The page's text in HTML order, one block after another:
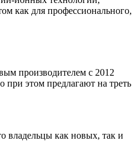
как для профессионального,
производителем с 2012
этом предлагают на треть
владельцы как новых, так и